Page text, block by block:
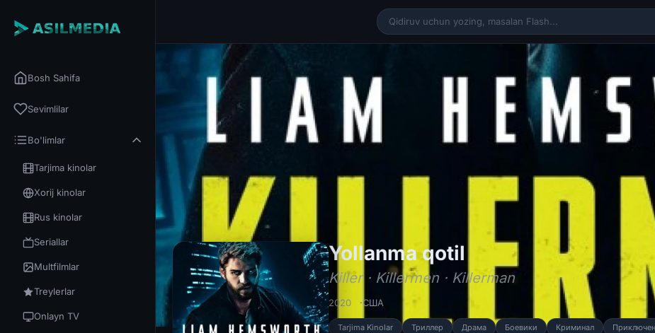
Bosh Sahifa
Sevimlilar
Bo'limlar
Tarjima kinolar
Xorij kinolar
Rus kinolar
Seriallar
Multfilmlar
Treylerlar
Onlayn TV
Yollanma qotil Yollanma qotil /
Killer · Killermen · Killerman
2020 США
Tarjima Kinolar Триллер Драма Боевики Криминал